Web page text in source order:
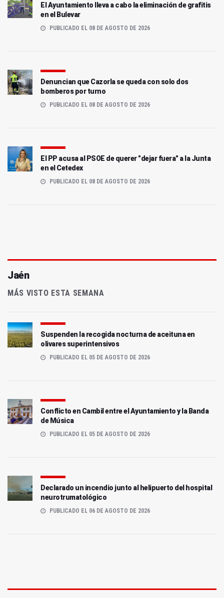
El Ayuntamiento lleva a cabo la eliminación de grafitis
en el Bulevar
PUBLICADO EL 08 DE AGOSTO DE 2026
Denuncian que Cazorla se queda con solo dos
bomberos por turno
PUBLICADO EL 08 DE AGOSTO DE 2026
El PP acusa al PSOE de querer "dejar fuera" a la Junta
en el Cetedex
PUBLICADO EL 08 DE AGOSTO DE 2026
Jaén
MÁS VISTO ESTA SEMANA
Suspenden la recogida nocturna de aceituna en
olivares superintensivos
PUBLICADO EL 05 DE AGOSTO DE 2026
Conflicto en Cambil entre el Ayuntamiento y la Banda
de Música
PUBLICADO EL 05 DE AGOSTO DE 2026
Declarado un incendio junto al helipuerto del hospital
neurotrumatológico
PUBLICADO EL 06 DE AGOSTO DE 2026